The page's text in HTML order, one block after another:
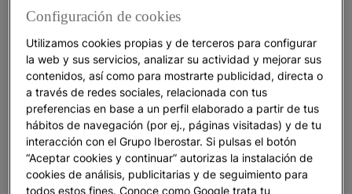
tranquilo con muchos espacios ideados para perros.
No hay mejor lugar para empezar la aventura que el
emblemático Central Park. Con una extensión de
más de tres kilómetros de largo y casi uno de
ancho,las 340 hectáreas que ocupa Central Park
son un paraíso para los canes.La red
aparentemente inabarcable de senderos y praderas
de césped son ideales para que tu perro se ejercite,
explore y juegue con otros amigos peludos. Los
perros están permitidos en el parque con correa
Configuración de cookies
Utilizamos cookies propias y de terceros para configurar
la web y sus servicios, analizar su actividad y mejorar sus
contenidos, así como para mostrarte publicidad, directa o
a través de redes sociales, relacionada con tus
preferencias en base a un perfil elaborado a partir de tus
hábitos de navegación (por ej., páginas visitadas) y de tu
interacción con el Grupo Iberostar. Si pulsas el botón
“Aceptar cookies y continuar” autorizas la instalación de
cookies de análisis, publicitarias y de seguimiento para
todos estos fines. Conoce como Google trata tu